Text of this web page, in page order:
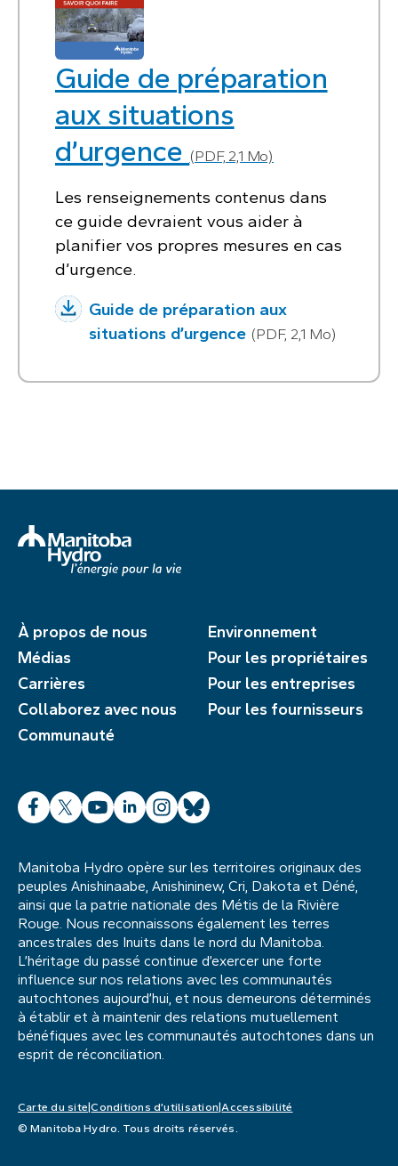
Guide de préparation
aux situations
d’urgence (PDF, 2,1 Mo)
Les renseignements contenus dans
ce guide devraient vous aider à
planifier vos propres mesures en cas
d’urgence.
Guide de préparation aux
situations d’urgence (PDF, 2,1 Mo)
À propos de nous
Médias
Carrières
Collaborez avec nous
Communauté
Environnement
Pour les propriétaires
Pour les entreprises
Pour les fournisseurs
Facebook
X YouTube
LinkedInInstagram
Bluesky
Manitoba Hydro opère sur les territoires originaux des
peuples Anishinaabe, Anishininew, Cri, Dakota et Déné,
ainsi que la patrie nationale des Métis de la Rivière
Rouge. Nous reconnaissons également les terres
ancestrales des Inuits dans le nord du Manitoba.
L’héritage du passé continue d’exercer une forte
influence sur nos relations avec les communautés
autochtones aujourd’hui, et nous demeurons déterminés
à établir et à maintenir des relations mutuellement
bénéfiques avec les communautés autochtones dans un
esprit de réconciliation.
Carte du site Conditions d’utilisation Accessibilité
© Manitoba Hydro. Tous droits réservés.